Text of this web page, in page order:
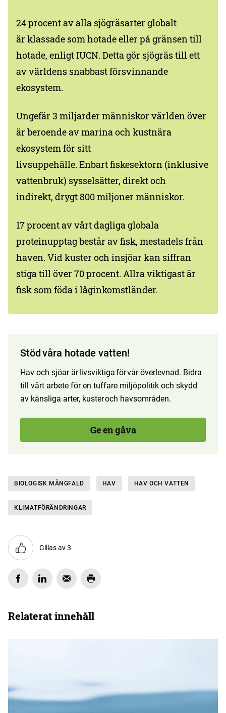
24 procent av alla sjögräsarter globalt
är klassade som hotade eller på gränsen till
hotade, enligt IUCN. Detta gör sjögräs till ett
av världens snabbast försvinnande
ekosystem.
Ungefär 3 miljarder människor världen över
är beroende av marina och kustnära
ekosystem för sitt
livsuppehälle. Enbart fiskesektorn (inklusive
vattenbruk) sysselsätter, direkt och
indirekt, drygt 800 miljoner människor.
17 procent av vårt dagliga globala
proteinupptag består av fisk, mestadels från
haven. Vid kuster och insjöar kan siffran
stiga till över 70 procent. Allra viktigast är
fisk som föda i låginkomstländer.
Stöd våra hotade vatten!
Hav och sjöar är livsviktiga för vår överlevnad. Bidra
till vårt arbete för en tuffare miljöpolitik och skydd
av känsliga arter, kuster och havsområden.
Ge en gåva
BIOLOGISK MÅNGFALD HAV HAV OCH VATTEN
KLIMAT­FÖRÄNDRINGAR
Gillas av 3
Relaterat innehåll